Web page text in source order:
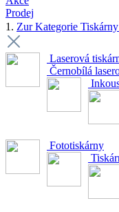
Prodej
1. Zur Kategorie Tiskárny
Laserová
Černobílá
Fototiskárny